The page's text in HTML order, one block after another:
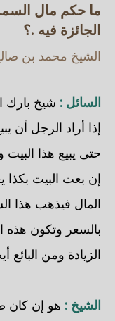
ما حكم مال
الجائزة فيه .؟
الشيخ محمد بن
السائل : شيخ بارك
إذا أراد الرجل أن
حتى يبيع هذا
إن بعت البيت
المال فيذهب هذا
بالسعر وتكون هذه
الزيادة ومن
الشيخ : هو إن كان